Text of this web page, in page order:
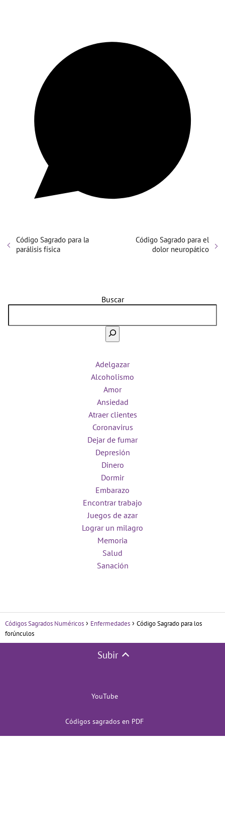
Código Sagrado para la
parálisis física
Código Sagrado para el
dolor neuropático
Buscar
Adelgazar
Alcoholismo
Amor
Ansiedad
Atraer clientes
Coronavirus
Dejar de fumar
Depresión
Dinero
Dormir
Embarazo
Encontrar trabajo
Juegos de azar
Lograr un milagro
Memoria
Salud
Sanación
Códigos Sagrados Numéricos Enfermedades
Código Sagrado para los
forúnculos
Subir
YouTube
Códigos sagrados en PDF